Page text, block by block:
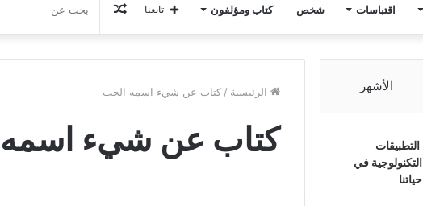
اقتباسات شخص كتاب ومؤلفون مقال
عشوائي
تابعنا
الرئيسية / كتاب عن شيء اسمه الحب
كتاب عن شيء
الأشهر
التطبيقات
التكنولوجية في
حياتنا